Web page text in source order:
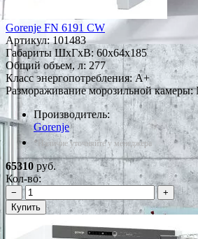
Gorenje FN 6191 CW
Артикул:101483
Габариты ШxГxВ: 60x64x185
Общий объем, л: 277
Класс энергопотребления: A+
Размораживание морозильной камеры:
Производитель:
Gorenje
*Наличие уточняйте у менеджера
65310руб.
Кол-во:
−
+
Купить